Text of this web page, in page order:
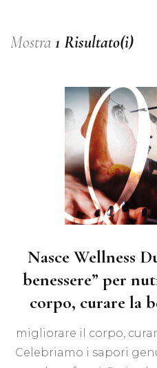
Mostra 1 Risultato(i)
Nasce Wellness
benessere” per
corpo, curare la
migliorare il corpo,
Celebriamo i sapori